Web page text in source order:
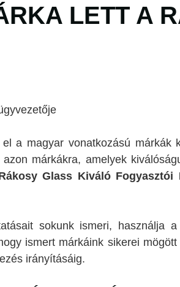
LETT A
a magyar vonatkozású márkák
márkákra, amelyek
Glass Kiváló Fogyasztói
sokunk ismeri, használja a
ismert márkáink sikerei
irányításáig.